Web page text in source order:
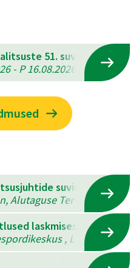
51. suvemängud
- P 16.08.2026
suvine
Alutaguse
laskmises
, L 16.05.2026 -